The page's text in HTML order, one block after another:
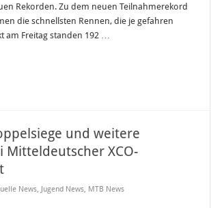
Rekorden. Zu dem neuen Teilnahmerekord
die schnellsten Rennen, die je gefahren
am Freitag standen 192 …
und weitere
Mitteldeutscher XCO-
News, Jugend News, MTB News